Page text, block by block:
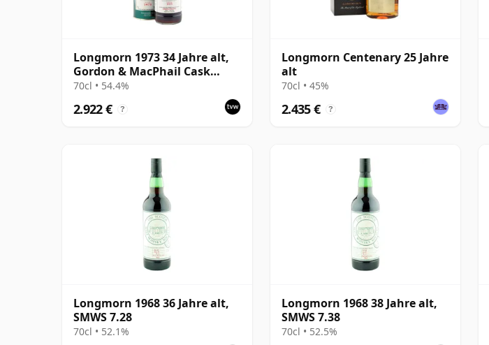
Longmorn 1973 34 Jahre alt,
Gordon & MacPhail Cask
Strength #3649
70cl • 54.4%
2.922 € ?
Longmorn Centenary 25 Jahre
alt
70cl • 45%
2.435 € ?
Longmorn 1968 36 Jahre alt,
SMWS 7.28
70cl • 52.1%
Longmorn 1968 38 Jahre alt,
SMWS 7.38
70cl • 52.5%